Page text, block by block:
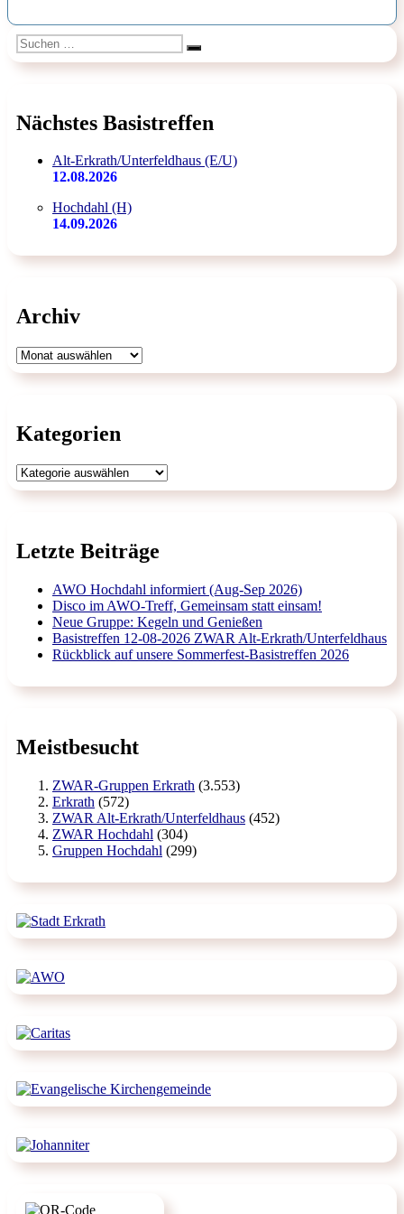
Suchen
nach:
Suchen
Nächstes Basistreffen
Alt-Erkrath/Unterfeldhaus (E/U)
12.08.2026
Hochdahl (H)
14.09.2026
Archiv
Archiv
Kategorien
Kategorien
Letzte Beiträge
AWO Hochdahl informiert (Aug-Sep 2026)
Disco im AWO-Treff, Gemeinsam statt einsam!
Neue Gruppe: Kegeln und Genießen
Basistreffen 12-08-2026 ZWAR Alt-Erkrath/Unterfeldhaus
Rückblick auf unsere Sommerfest-Basistreffen 2026
Meistbesucht
ZWAR-Gruppen Erkrath (3.553)
Erkrath (572)
ZWAR Alt-Erkrath/Unterfeldhaus (452)
ZWAR Hochdahl (304)
Gruppen Hochdahl (299)